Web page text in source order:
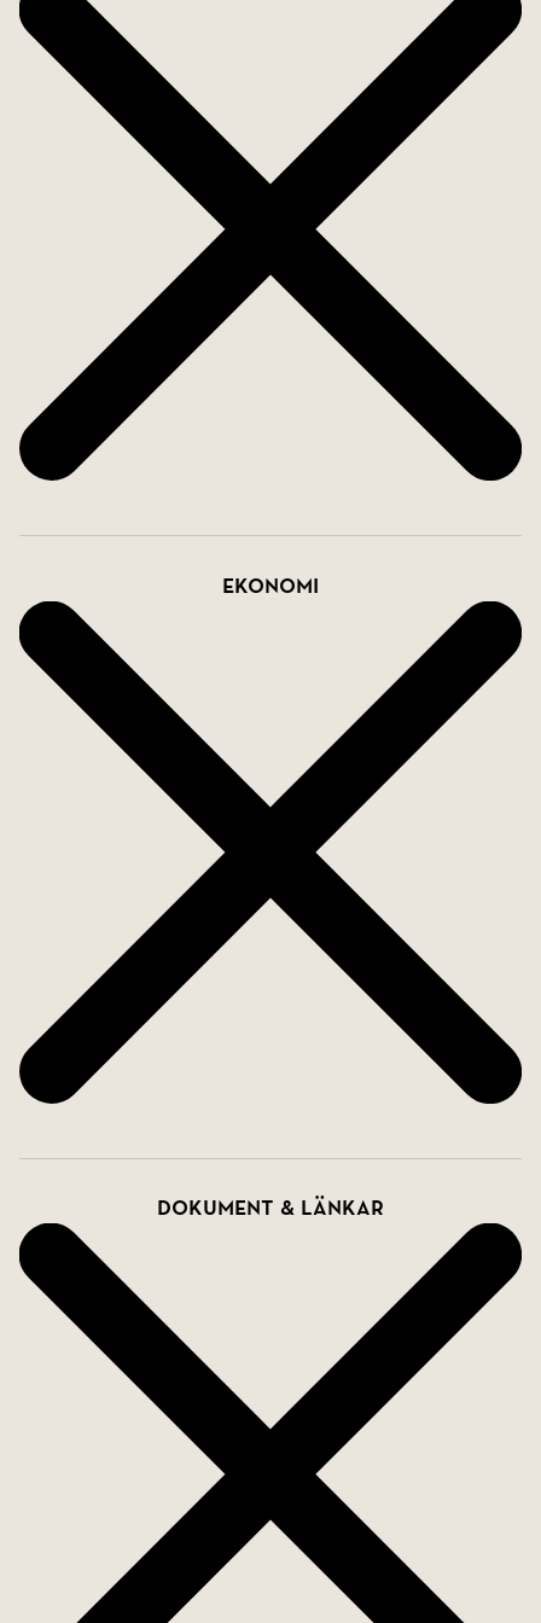
promenad bort, vilket gör det smidigt att ta sig till
campus i Linköping.
Välkommen hem!
Ekonomi
Dokument & länkar